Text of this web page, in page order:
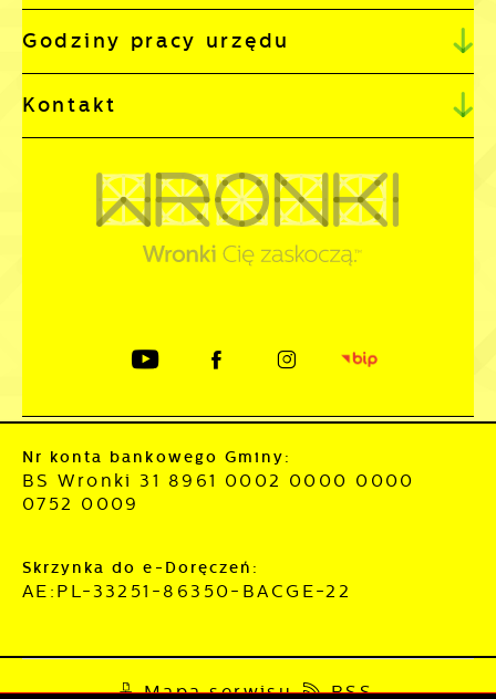
Godziny pracy urzędu
Kontakt
Nr konta bankowego Gminy:
BS Wronki 31 8961 0002 0000 0000
0752 0009
Skrzynka do e-Doręczeń:
AE:PL-33251-86350-BACGE-22
Mapa serwisu RSS